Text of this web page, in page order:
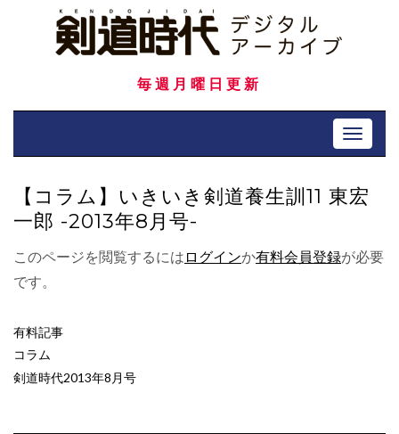
毎週月曜日更新
Toggle
【コラム】いきいき剣道養生訓11 東宏
一郎 -2013年8月号-
このページを閲覧するには ログインか有料会員登録が必要
です。
有料記事
コラム
剣道時代2013年8月号